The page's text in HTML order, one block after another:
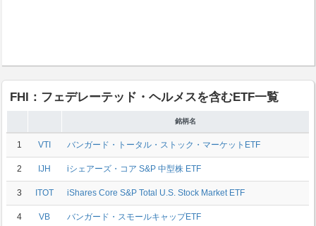
FHI：フェデレーテッド・ヘルメスを含むETF一覧
銘柄名
1 VTI バンガード・トータル・ストック・マーケットETF
2 IJH iシェアーズ・コア S&P 中型株 ETF
3 ITOT iShares Core S&P Total U.S. Stock Market ETF
4 VB バンガード・スモールキャップETF